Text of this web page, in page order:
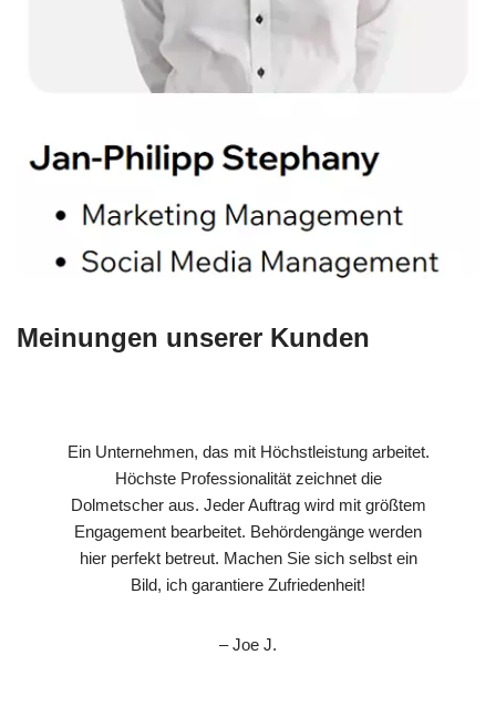
Meinungen unserer Kunden
Ein Unternehmen, das mit Höchstleistung arbeitet.
Höchste Professionalität zeichnet die
Dolmetscher aus. Jeder Auftrag wird mit größtem
Engagement bearbeitet. Behördengänge werden
hier perfekt betreut. Machen Sie sich selbst ein
Bild, ich garantiere Zufriedenheit!
– Joe J.